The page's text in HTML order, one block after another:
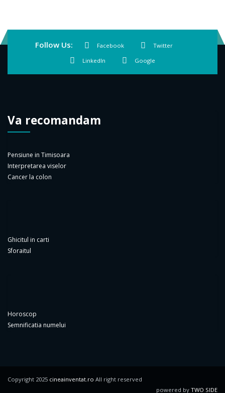
Follow Us: Facebook Twitter
LinkedIn Google
Va recomandam
Pensiune in Timisoara
Interpretarea viselor
Cancer la colon
Ghicitul in carti
Sforaitul
Horoscop
Semnificatia numelui
Copyright 2025 cineainventat.ro All right reserved
powered by TWO SIDE